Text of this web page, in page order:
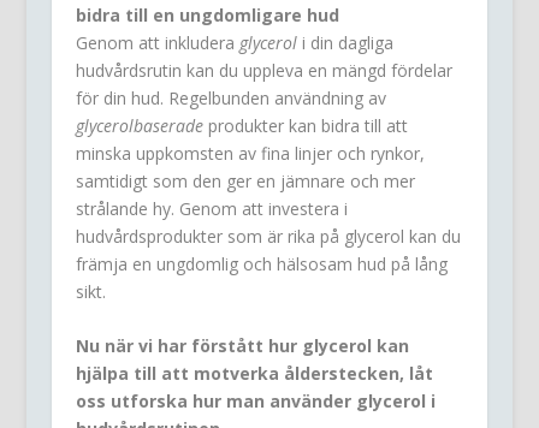
bidra till en ungdomligare hud
Genom att inkludera glyceroli din dagliga
hudvårdsrutin kan du uppleva en mängd fördelar
för din hud. Regelbunden användning av
glycerolbaseradeprodukter kan bidra till att
minska uppkomsten av fina linjer och rynkor,
samtidigt som den ger en jämnare och mer
strålande hy. Genom att investera i
hudvårdsprodukter som är rika på glycerol kan du
främja en ungdomlig och hälsosam hud på lång
sikt.
Nu när vi har förstått hur glycerol kan
hjälpa till att motverka ålderstecken, låt
oss utforska hur man använder glycerol i